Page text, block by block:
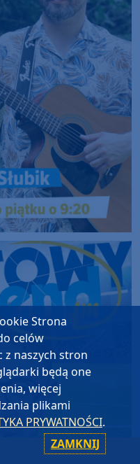
Strona
celów
z naszych stron
będą one
więcej
plikami
PRYWATNOŚCI.
ZAMKNIJ